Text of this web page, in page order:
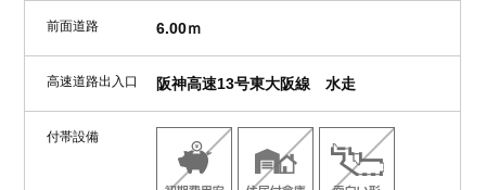
前面道路 6.00ｍ
高速道路出入口 阪神高速13号東大阪線 水走
付帯設備